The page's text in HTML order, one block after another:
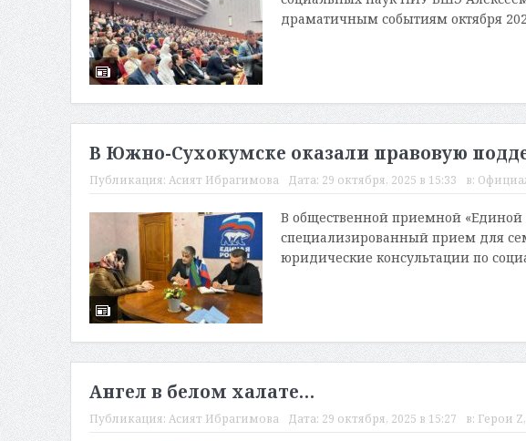
драматичным событиям октября
В Южно-Сухокумске оказали правовую
Публикация: Асият Ибрагимова Дата: 29 октября, 2025 в 15:33 в:
В общественной приемной «Единой
специализированный прием для
юридические консультации по
Ангел в белом халате…
Публикация: Асият Ибрагимова Дата: 29 октября, 2025 в 15:27 в: Герои Z,